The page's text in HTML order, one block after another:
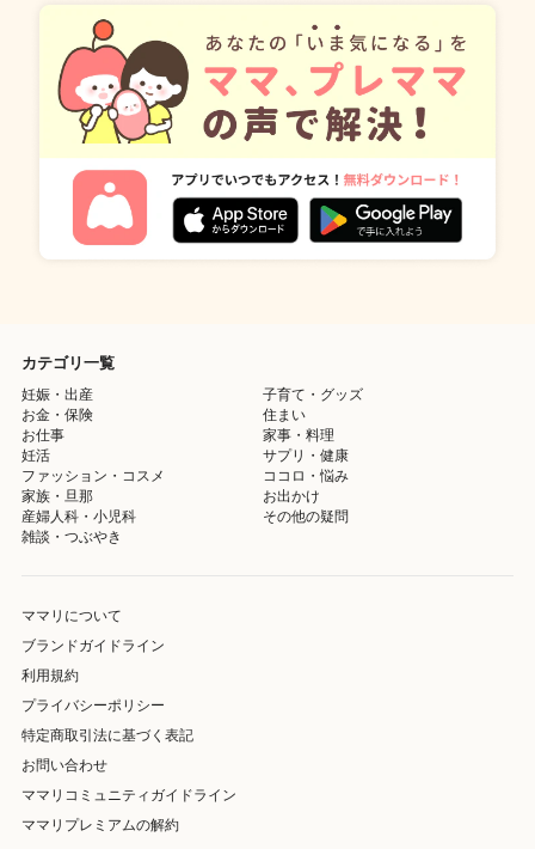
カテゴリ一覧
妊娠・出産
子育て・グッズ
お金・保険
住まい
お仕事
家事・料理
妊活
サプリ・健康
ファッション・コスメ
ココロ・悩み
家族・旦那
お出かけ
産婦人科・小児科
その他の疑問
雑談・つぶやき
ママリについて
ブランドガイドライン
利用規約
プライバシーポリシー
特定商取引法に基づく表記
お問い合わせ
ママリコミュニティガイドライン
ママリプレミアムの解約